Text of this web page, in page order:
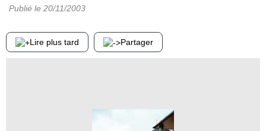
Publié le 20/11/2003
Lire plus tard Partager